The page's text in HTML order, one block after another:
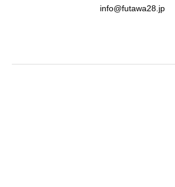
info@futawa28.jp